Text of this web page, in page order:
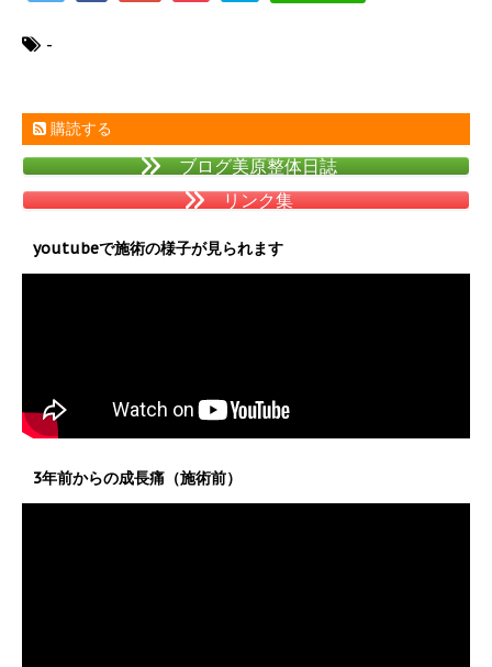
-
購読する
ブログ美原整体日誌
リンク集
youtubeで施術の様子が見られます
3年前からの成長痛（施術前）